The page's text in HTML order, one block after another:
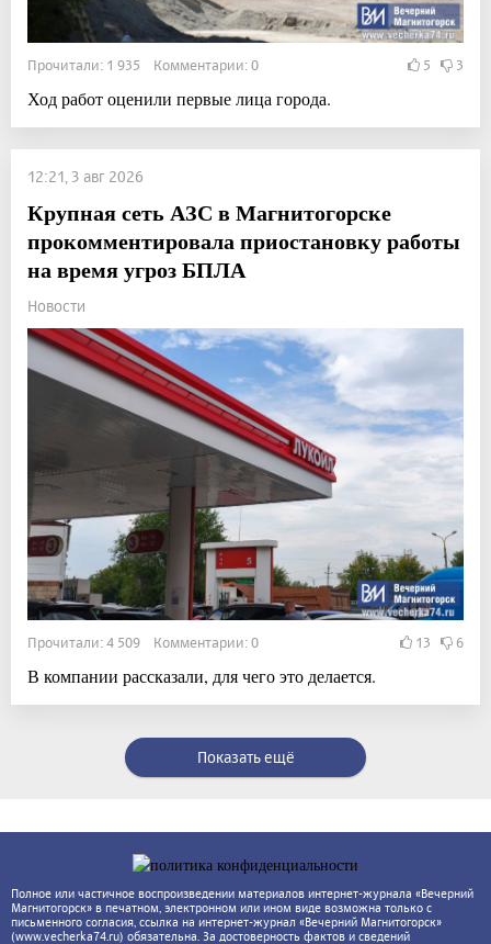
Прочитали: 1 935 Комментарии: 0 5 3
Ход работ оценили первые лица города.
12:21, 3 авг 2026
Крупная сеть АЗС в Магнитогорске
прокомментировала приостановку работы
на время угроз БПЛА
Новости
Прочитали: 4 509 Комментарии: 0 13 6
В компании рассказали, для чего это делается.
Показать ещё
Полное или частичное воспроизведении материалов интернет-журнала «Вечерний
Магнитогорск» в печатном, электронном или ином виде возможна только с
письменного согласия, ссылка на интернет-журнал «Вечерний Магнитогорск»
(www.vecherka74.ru) обязательна. За достоверность фактов и сведений